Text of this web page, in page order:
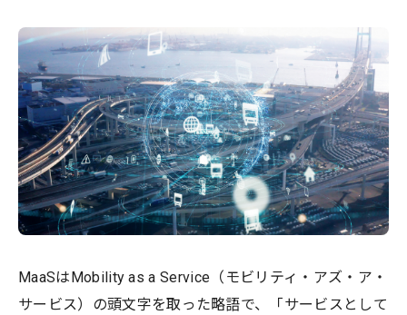
MaaSはMobility as a Service（モビリティ・アズ・ア・
サービス）の頭文字を取った略語で、「サービスとして